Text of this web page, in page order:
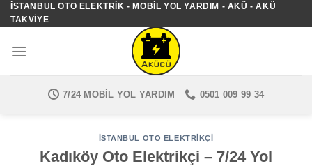
İçeriğe
atla
İSTANBUL OTO ELEKTRIK - MOBIL YOL YARDIM - AKÜ - AKÜ
TAKVIYE
7/24 MOBIL YOL YARDIM 0501 009 99 34
İSTANBUL OTO ELEKTRIKÇI
Kadıköy Oto Elektrikçi – 7/24 Yol